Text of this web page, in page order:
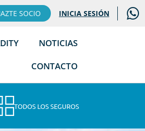
SOCIO INICIA SESIÓN
NOTICIAS
CONTACTO
TODOS LOS SEGUROS